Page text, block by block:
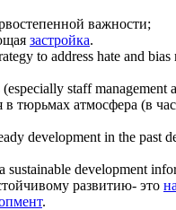
важности;
застройка.
to address hate and
staff management
тюрьмах атмосфера (в
development in the past
sustainable development
развитию- это
.